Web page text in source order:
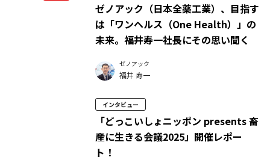
ゼノアック（日本全薬工業）、目指す
は「ワンヘルス（One Health）」の
未来。福井寿一社長にその思い聞く
ゼノアック
福井 寿一
インタビュー
「どっこいしょニッポン presents 畜
産に生きる会議2025」開催レポー
ト！